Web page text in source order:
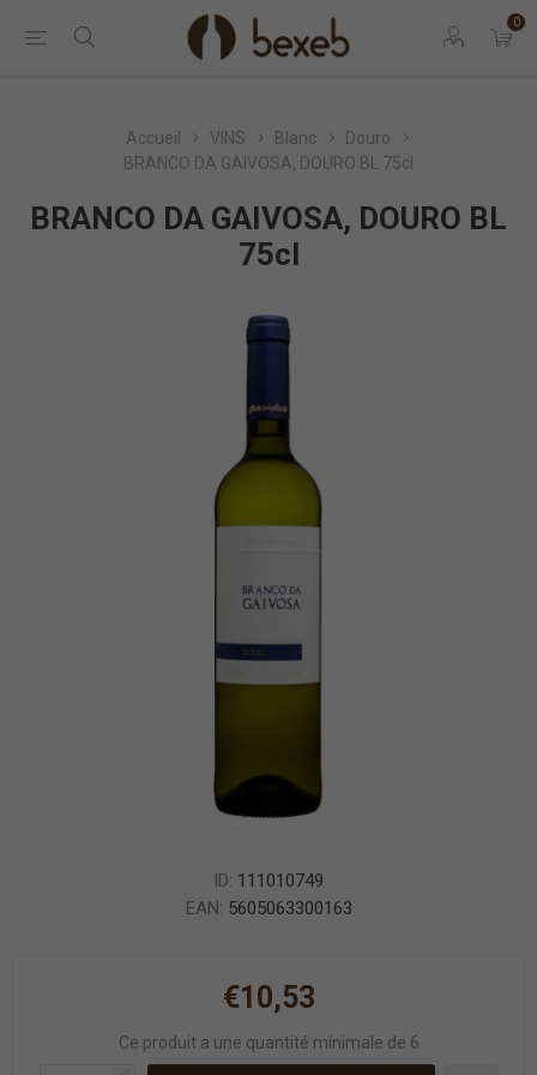
0
Accueil VINS Blanc
Douro
BRANCO DA GAIVOSA, DOURO BL 75cl
BRANCO DA GAIVOSA, DOURO BL
75cl
ID: 111010749
EAN: 5605063300163
€10,53
Ce produit a une quantité minimale de 6